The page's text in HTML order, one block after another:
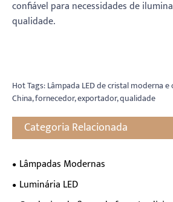
confiável para necessidades de
qualidade.
Hot Tags: Lâmpada LED de cristal moderna
China, fornecedor, exportador, qualidade
Categoria Relacionada
Lâmpadas Modernas
Luminária LED